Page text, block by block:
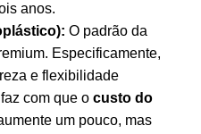
anos.
O padrão da
Especificamente,
e flexibilidade
com que o custo do
um pouco, mas